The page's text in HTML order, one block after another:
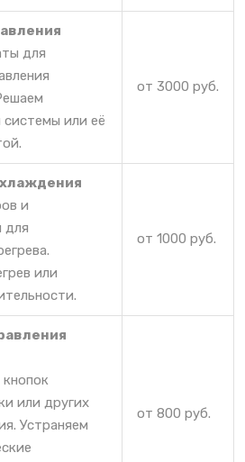
для
или её
от 3000 руб.
и
для
или
от 1000 руб.
или других
Устраняем
от 800 руб.